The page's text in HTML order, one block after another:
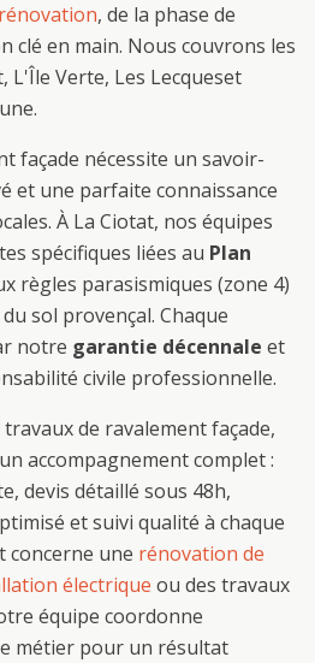
rénovation, de la phase de
clé en main. Nous couvrons les
L'Île Verte, Les Lecqueset
façade nécessite un savoir-
et une parfaite connaissance
À La Ciotat, nos équipes
spécifiques liées au Plan
règles parasismiques (zone 4)
sol provençal. Chaque
notre garantie décennale et
civile professionnelle.
de ravalement façade,
accompagnement complet :
devis détaillé sous 48h,
et suivi qualité à chaque
concerne une rénovation de
électrique ou des travaux
équipe coordonne
métier pour un résultat